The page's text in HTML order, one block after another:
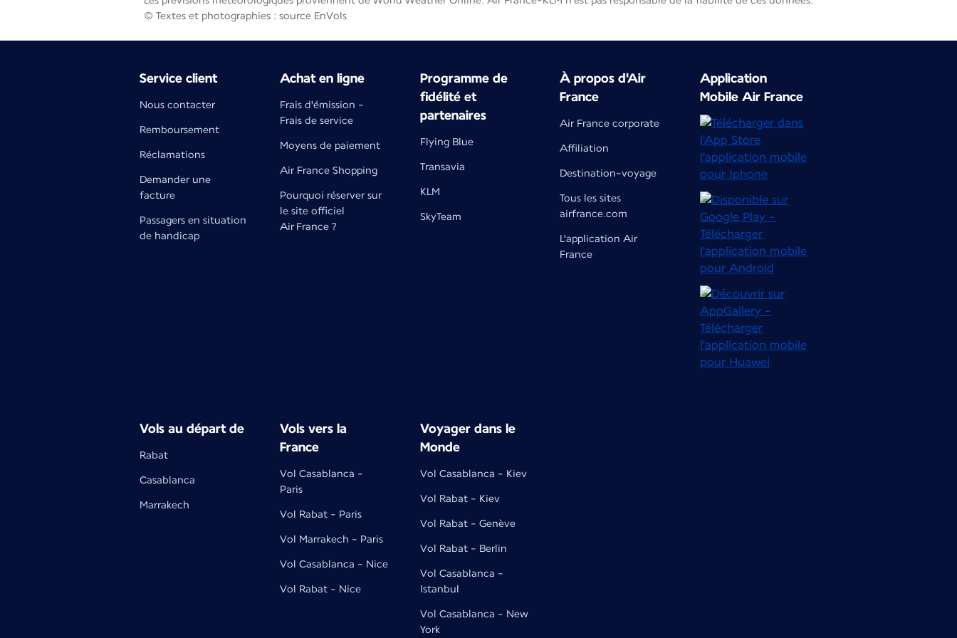
© Textes et photographies : source EnVols
Service client
Nous contacter
Remboursement
Réclamations
Demander une
facture
Passagers en situation
de handicap
Achat en ligne
Frais d'émission -
Frais de service
Moyens de paiement
Air France Shopping
Pourquoi réserver sur
le site officiel
Air France ?
Programme de
fidélité et
partenaires
Flying Blue
Transavia
KLM
SkyTeam
À propos d'Air
France
Air France corporate
Affiliation
Destination-voyage
Tous les sites
airfrance.com
L'application Air
France
Application
Mobile Air France
Vols au départ de
Rabat
Casablanca
Marrakech
Vols vers la
France
Vol Casablanca -
Paris
Vol Rabat - Paris
Vol Marrakech - Paris
Vol Casablanca - Nice
Vol Rabat - Nice
Voyager dans le
Monde
Vol Casablanca - Kiev
Vol Rabat - Kiev
Vol Rabat - Genève
Vol Rabat - Berlin
Vol Casablanca -
Istanbul
Vol Casablanca - New
York